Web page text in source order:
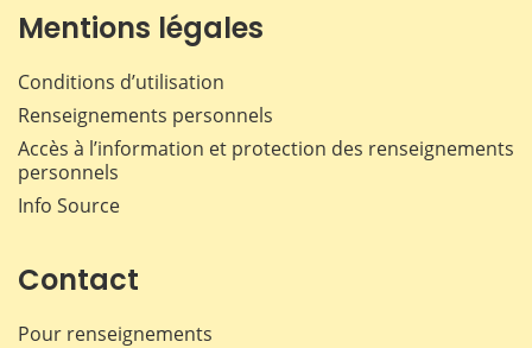
Mentions légales
Conditions d’utilisation
Renseignements personnels
Accès à l’information et protection des renseignements
personnels
Info Source
Contact
Pour renseignements